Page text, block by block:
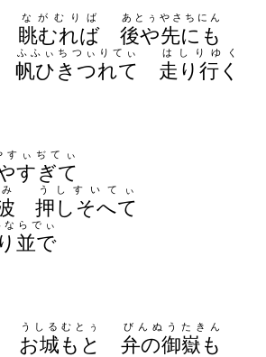
眺むれば
ながむりば
後や先にも
あとぅやさちにん
帆ひきつれて
ふふぃちつぃりてぃ
走り行く
はしりゆく
すぎて
すぃぢてぃ
押しそへて
うしすいてぃ
並で
ならでぃ
お城もと
うしるむとぅ
弁の御嶽も
びんぬうたきん